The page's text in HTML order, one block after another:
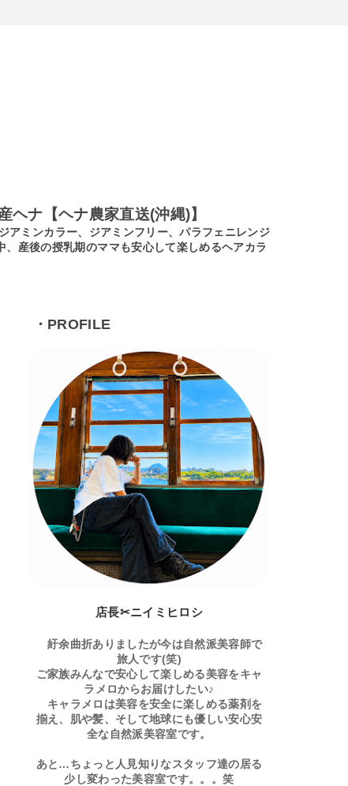
ナ【ヘナ農家直送(沖縄)】
ミンカラー、ジアミンフリー、パラフェニレンジ
産後の授乳期のママも安心して楽しめるヘアカラ
・PROFILE
店長✂ニイミヒロシ
紆余曲折ありましたが今は自然派美容師で
旅人です(笑)
ご家族みんなで安心して楽しめる美容をキャ
ラメロからお届けしたい♪
キャラメロは美容を安全に楽しめる薬剤を
揃え、肌や髪、そして地球にも優しい安心安
全な自然派美容室です。
あと…ちょっと人見知りなスタッフ達の居る
少し変わった美容室です。。。笑